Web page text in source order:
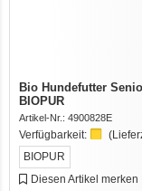
Bio Hundefutter
BIOPUR
Artikel-Nr.: 4900828E
Verfügbarkeit:
BIOPUR
Diesen Artikel merken